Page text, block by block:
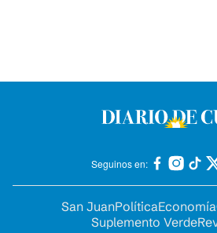
Seguinos en:
San JuanPolíticaEconomía
Suplemento Verde